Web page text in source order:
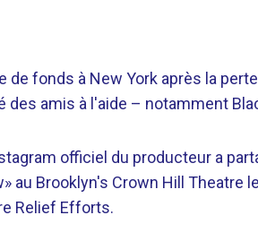
fonds à New York après la
des amis à l'aide – notamment
officiel du producteur a
au Brooklyn's Crown Hill Theatre
Relief Efforts.